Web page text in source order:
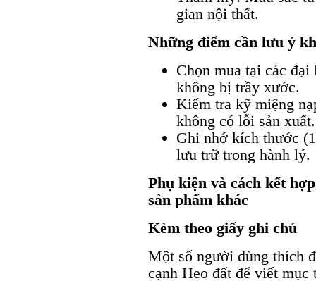
gian nội thất.
Những điểm cần lưu ý
Chọn mua tại các
không bị trầy xước.
Kiểm tra kỹ miệng
không có lỗi sản xuất.
Ghi nhớ kích thước
lưu trữ trong hành lý.
Phụ kiện và cách kết
sản phẩm khác
Kèm theo giấy ghi chú
Một số người dùng thích
cạnh Heo đất để viết